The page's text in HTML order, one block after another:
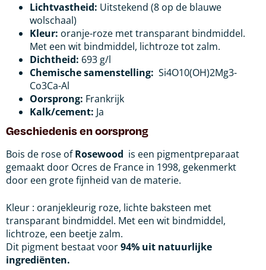
Lichtvastheid: Uitstekend (8 op de blauwe
wolschaal)
Kleur: oranje-roze met transparant bindmiddel.
Met een wit bindmiddel, lichtroze tot zalm.
Dichtheid: 693 g/l
Chemische samenstelling: Si4O10(OH)2Mg3-
Co3Ca-Al
Oorsprong: Frankrijk
Kalk/cement: Ja
Geschiedenis en oorsprong
Bois de rose ofRosewood is een pigmentpreparaat
gemaakt door Ocres de France in 1998, gekenmerkt
door een grote fijnheid van de materie.
Kleur : oranjekleurig roze, lichte baksteen met
transparant bindmiddel. Met een wit bindmiddel,
lichtroze, een beetje zalm.
Dit pigment bestaat voor94% uit natuurlijke
ingrediënten.